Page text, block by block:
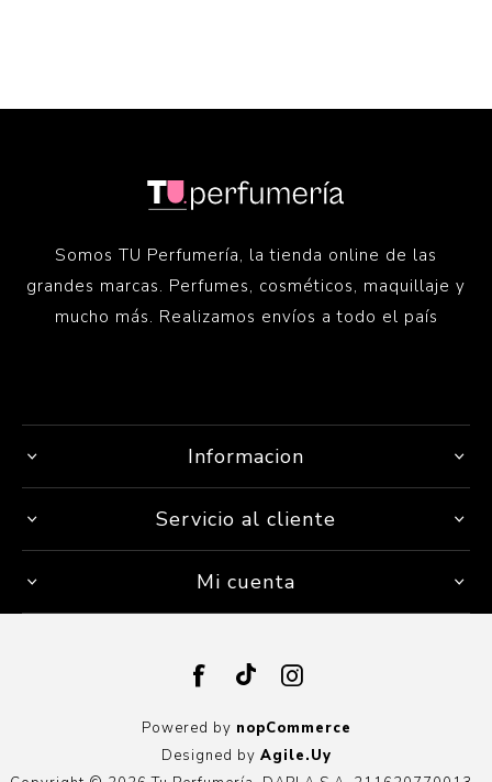
Somos TU Perfumería, la tienda online de las
grandes marcas. Perfumes, cosméticos, maquillaje y
mucho más. Realizamos envíos a todo el país
Informacion
Servicio al cliente
Mi cuenta
Powered by nopCommerce
Designed by Agile.Uy